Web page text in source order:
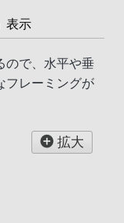
表示
ので、水平や垂
フレーミングが
拡大